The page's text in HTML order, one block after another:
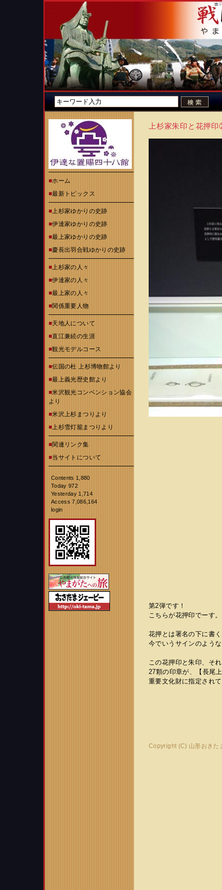
■ホーム
■最新トピックス
■上杉家ゆかりの史跡
■伊達家ゆかりの史跡
■最上家ゆかりの史跡
■慶長出羽合戦ゆかりの史跡
■上杉家の人々
■伊達家の人々
■最上家の人々
■関係重要人物
■天地人について
■直江兼続の生涯
■観光モデルコース
■伝国の杜 上杉博物館より
■最上義光歴史館より
■米沢観光コンベンション協会
より
■米沢上杉まつりより
■上杉雪灯籠まつりより
■関連リンク集
■当サイトについて
Contents 1,880
Today 972
Yesterday 1,714
Access 7,086,164
login
上杉家朱印と花押
第2弾です！
こちらが花押印でーす。
花押とは署名の下に書
今でいうサインのよう
この花押印と朱印、そ
27顆の印章が、【長尾
重要文化財に指定され
Copyright (C) 山形おき